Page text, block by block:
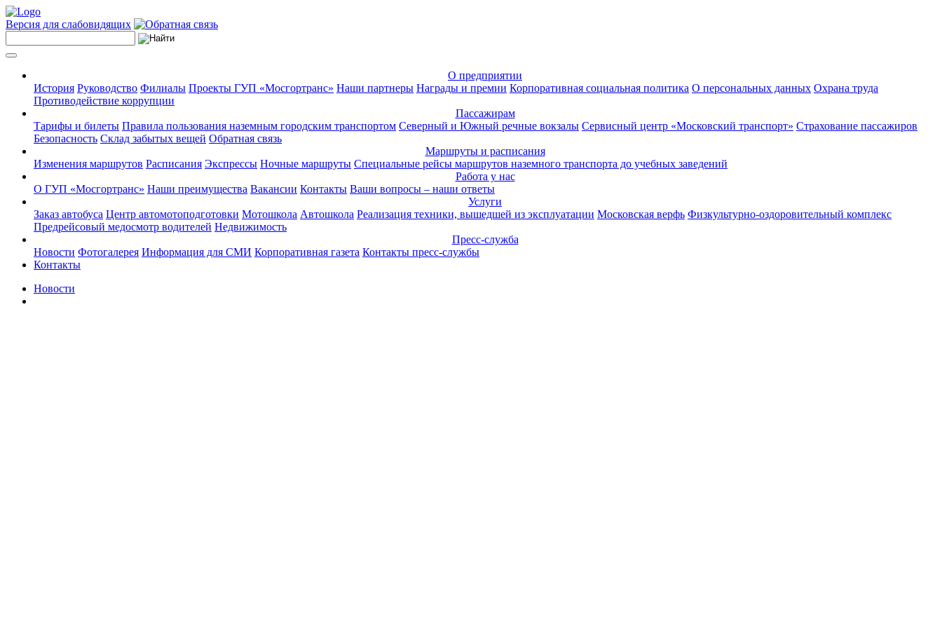
Версия для слабовидящих
О предприятии
История Руководство Филиалы Проекты ГУП «Мосгортранс» Наши партнеры Награды и премии Корпоративная социальная политика О персональных данных Охрана труда
Противодействие коррупции
Пассажирам
Тарифы и билеты Правила пользования наземным городским транспортом Северный и Южный речные вокзалы Сервисный центр «Московский транспорт» Страхование пассажиров
Безопасность Склад забытых вещей Обратная связь
Маршруты и расписания
Изменения маршрутов Расписания Экспрессы Ночные маршруты Специальные рейсы маршрутов наземного транспорта до учебных заведений
Работа у нас
О ГУП «Мосгортранс» Наши преимущества Вакансии Контакты Ваши вопросы – наши ответы
Услуги
Заказ автобуса Центр автомотоподготовки Мотошкола Автошкола Реализация техники, вышедшей из эксплуатации Московская верфь Физкультурно-оздоровительный комплекс
Предрейсовый медосмотр водителей Недвижимость
Пресс-служба
Новости Фотогалерея Информация для СМИ Корпоративная газета Контакты пресс-службы
Контакты
Новости